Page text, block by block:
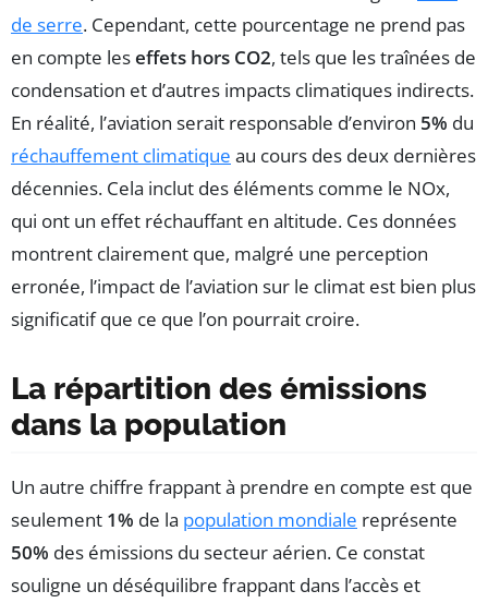
de serre. Cependant, cette pourcentage ne prend pas
en compte leseffets hors CO2, tels que les traînées de
condensation et d’autres impacts climatiques indirects.
En réalité, l’aviation serait responsable d’environ 5% du
réchauffement climatique au cours des deux dernières
décennies. Cela inclut des éléments comme le NOx,
qui ont un effet réchauffant en altitude. Ces données
montrent clairement que, malgré une perception
erronée, l’impact de l’aviation sur le climat est bien plus
significatif que ce que l’on pourrait croire.
La répartition des émissions
dans la population
Un autre chiffre frappant à prendre en compte est que
seulement 1% de la population mondiale représente
50% des émissions du secteur aérien. Ce constat
souligne un déséquilibre frappant dans l’accès et